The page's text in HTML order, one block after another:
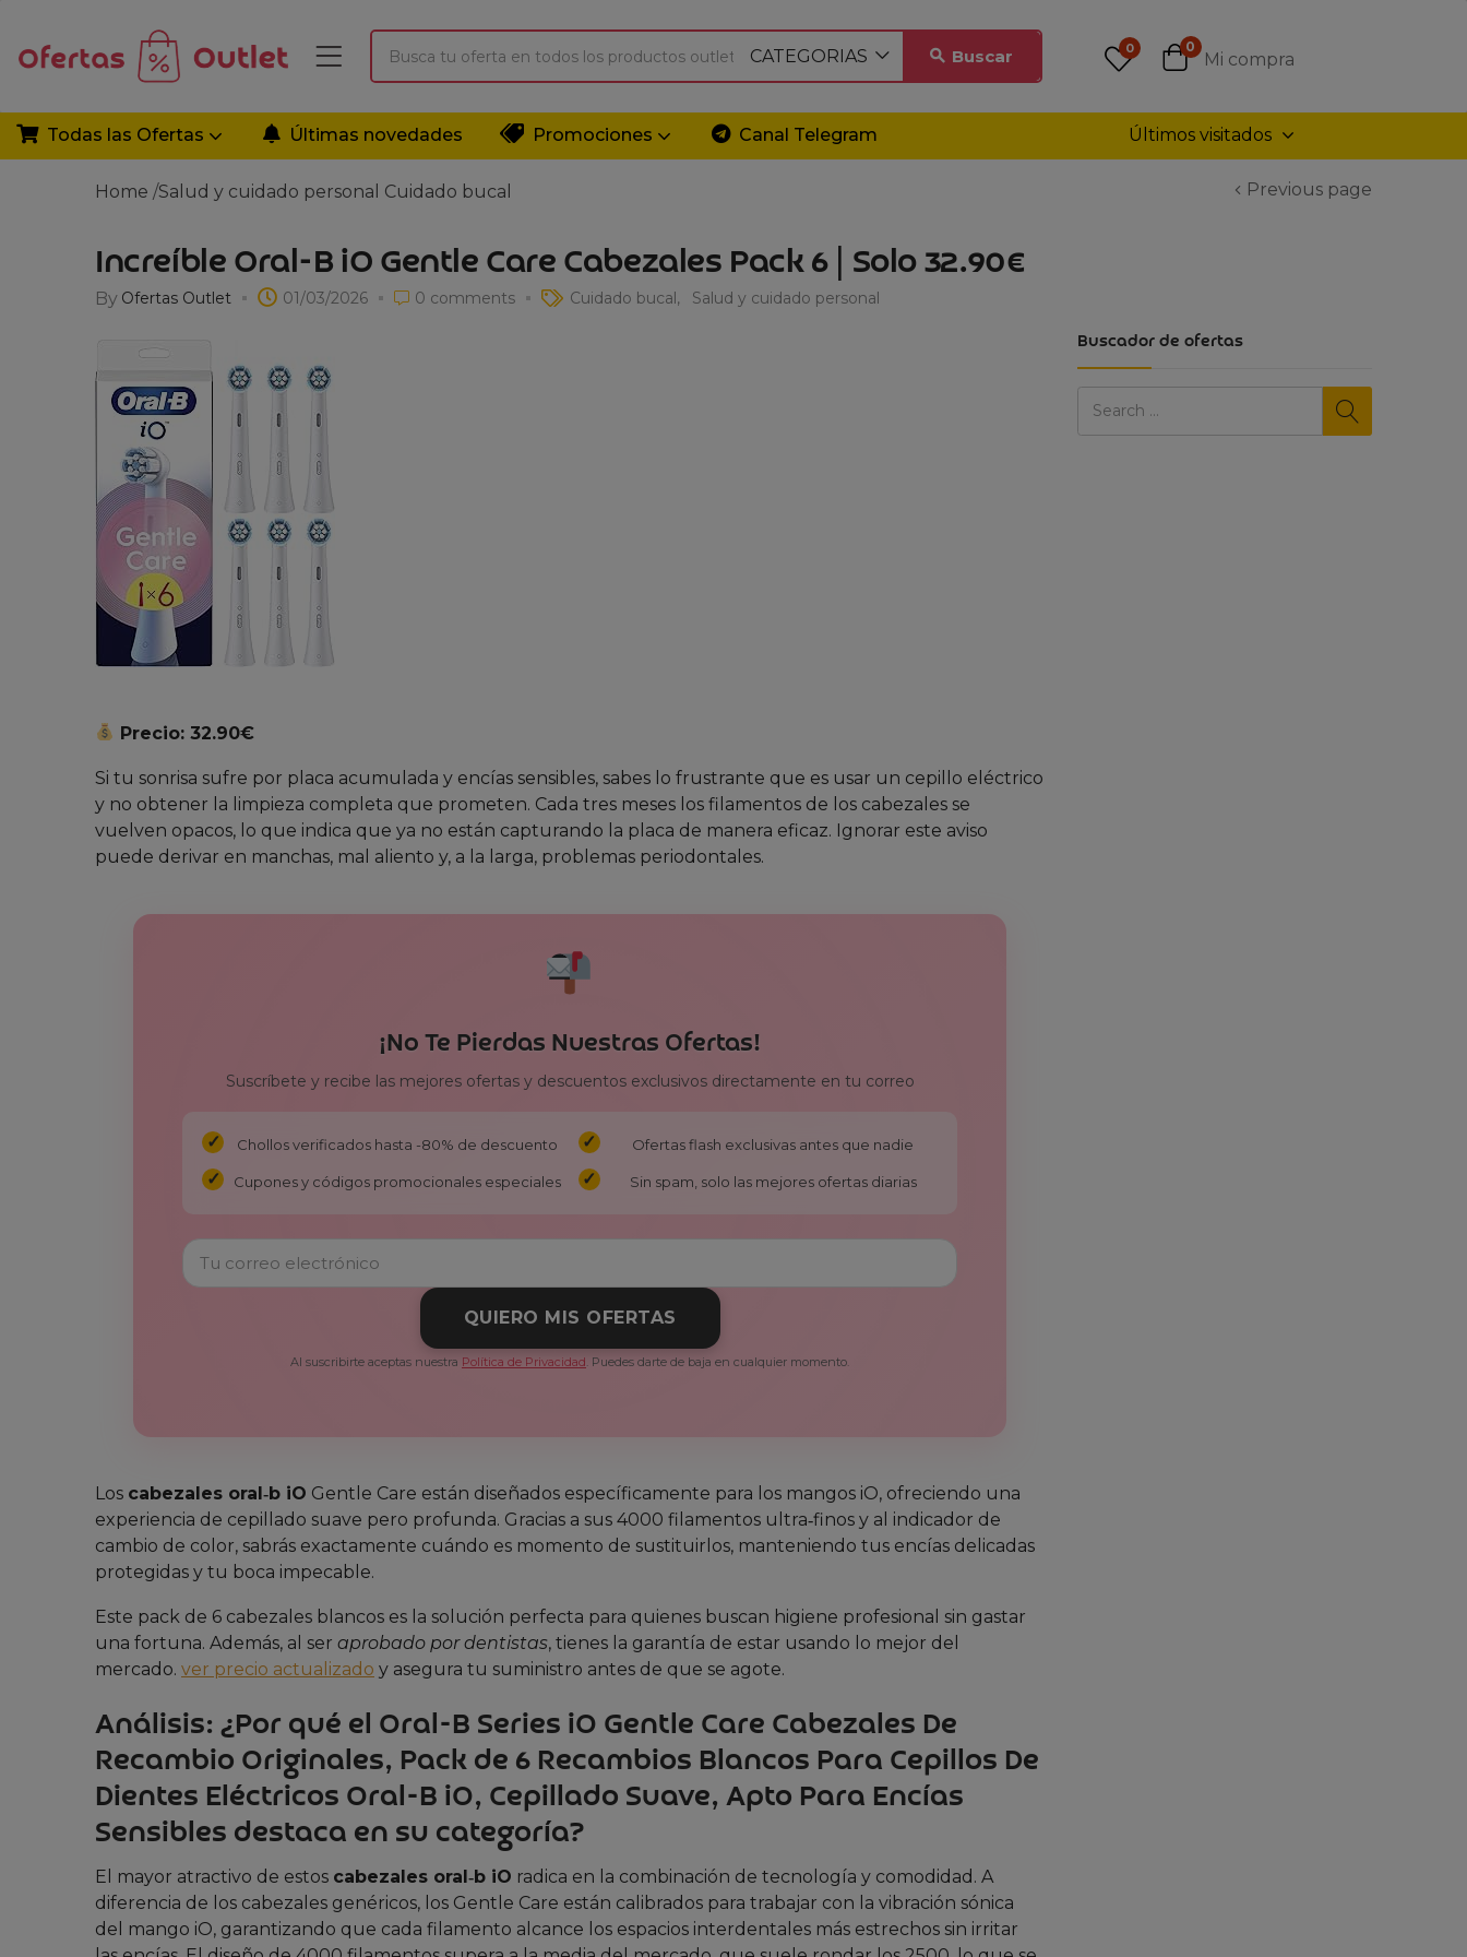
CATEGORIAS Buscar 0 0
Mi compra
Todas las Ofertas Últimas novedades Promociones Canal Telegram Últimos visitados
Home /Salud y cuidado personal Cuidado bucal Previous page
Buscador de ofertas
Increíble Oral-B iO Gentle Care Cabezales Pack 6 | Solo 32.90€
By Ofertas Outlet 01/03/2026 0 comments Cuidado bucal Salud y cuidado personal
Precio: 32.90€
Si tu sonrisa sufre por placa acumulada y encías sensibles, sabes lo frustrante que es usar un cepillo eléctrico
y no obtener la limpieza completa que prometen. Cada tres meses los filamentos de los cabezales se
vuelven opacos, lo que indica que ya no están capturando la placa de manera eficaz. Ignorar este aviso
puede derivar en manchas, mal aliento y, a la larga, problemas periodontales.
¡No Te Pierdas Nuestras Ofertas!
Suscríbete y recibe las mejores ofertas y descuentos exclusivos directamente en tu correo
Chollos verificados hasta -80% de descuento Ofertas flash exclusivas antes que nadie
Cupones y códigos promocionales especiales Sin spam, solo las mejores ofertas diarias
QUIERO MIS OFERTAS
Al suscribirte aceptas nuestra Política de Privacidad . Puedes darte de baja en cualquier momento.
Los cabezales oral‑b iO Gentle Care están diseñados específicamente para los mangos iO, ofreciendo una
experiencia de cepillado suave pero profunda. Gracias a sus 4000 filamentos ultra‑finos y al indicador de
cambio de color, sabrás exactamente cuándo es momento de sustituirlos, manteniendo tus encías delicadas
protegidas y tu boca impecable.
Este pack de 6 cabezales blancos es la solución perfecta para quienes buscan higiene profesional sin gastar
una fortuna. Además, al ser aprobado por dentistas, tienes la garantía de estar usando lo mejor del
mercado. ver precio actualizado y asegura tu suministro antes de que se agote.
Análisis: ¿Por qué el Oral-B Series iO Gentle Care Cabezales De
Recambio Originales, Pack de 6 Recambios Blancos Para Cepillos De
Dientes Eléctricos Oral-B iO, Cepillado Suave, Apto Para Encías
Sensibles destaca en su categoría?
El mayor atractivo de estos cabezales oral‑b iO radica en la combinación de tecnología y comodidad. A
diferencia de los cabezales genéricos, los Gentle Care están calibrados para trabajar con la vibración sónica
del mango iO, garantizando que cada filamento alcance los espacios interdentales más estrechos sin irritar